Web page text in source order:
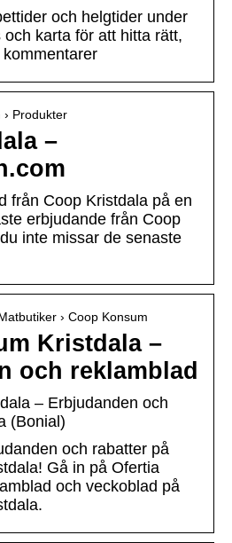
och helgtider under
och karta för att hitta rätt,
Produkter
–
från Coop Kristdala på en
erbjudande från Coop
inte missar de senaste
› Coop Konsum
Kristdala –
och reklamblad
– Erbjudanden och
(Bonial)
och rabatter på
Gå in på Ofertia
och veckoblad på